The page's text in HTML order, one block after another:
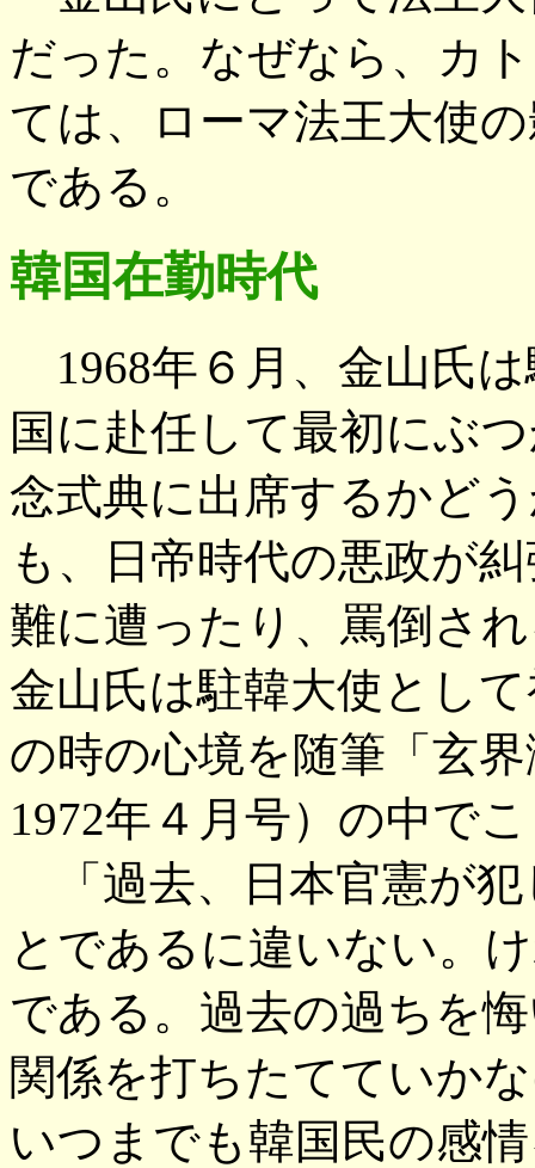
だった。なぜなら、カ
ては、ローマ法王大使
である。
韓国在勤時代
1968年６月、金山氏
国に赴任して最初にぶ
念式典に出席するかど
も、日帝時代の悪政が
難に遭ったり、罵倒さ
金山氏は駐韓大使とし
の時の心境を随筆「玄
1972年４月号）の中で
「過去、日本官憲が
とであるに違いない。
である。過去の過ちを
関係を打ちたてていか
いつまでも韓国民の感